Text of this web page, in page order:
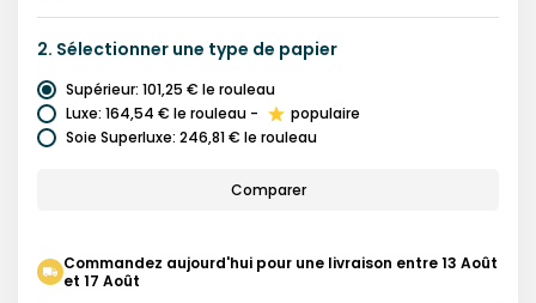
2. Sélectionner une type de papier
Supérieur: 101,25 € le rouleau
Luxe: 164,54 € le rouleau -
populaire
Soie Superluxe: 246,81 € le rouleau
Comparer
Commandez aujourd'hui pour une livraison entre 13 Août
et 17 Août